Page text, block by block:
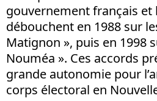
gouvernement français et
débouchent en 1988 sur
Matignon », puis en 1998
Nouméa ». Ces accords
grande autonomie pour
corps électoral en